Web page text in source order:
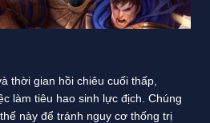
thời gian hồi chiêu cuối thấp,
làm tiêu hao sinh lực địch. Chúng
này để tránh nguy cơ thống trị